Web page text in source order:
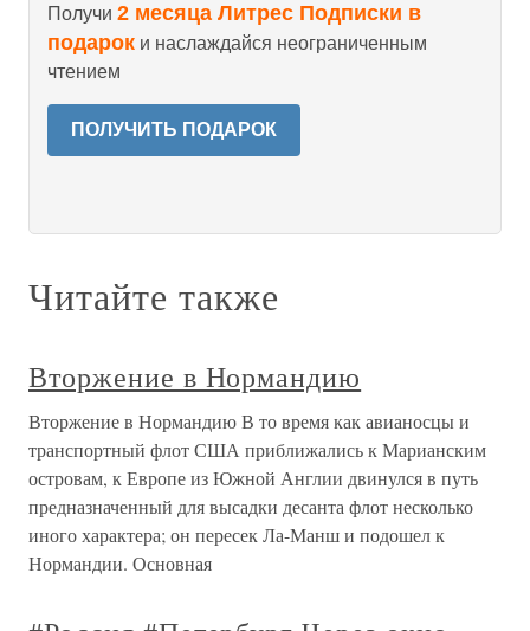
Получи 2 месяца Литрес Подписки в
подарок и наслаждайся неограниченным
чтением
ПОЛУЧИТЬ ПОДАРОК
Читайте также
Вторжение в Нормандию
Вторжение в Нормандию В то время как авианосцы и
транспортный флот США приближались к Марианским
островам, к Европе из Южной Англии двинулся в путь
предназначенный для высадки десанта флот несколько
иного характера; он пересек Ла-Манш и подошел к
Нормандии. Основная